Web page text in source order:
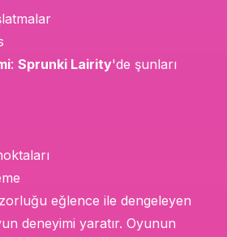
: Sprunki Lairity'de şunları
eğlence ile dengeleyen
deneyimi yaratır. Oyunun